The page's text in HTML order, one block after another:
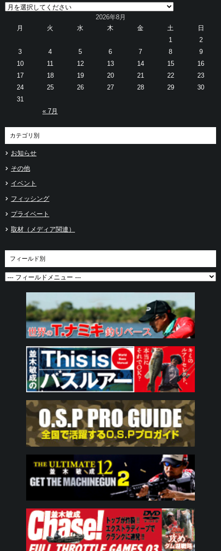
2026年8月
月
火 水 木 金 土 日
« 7月
1
2
3
4 5 6 7 8
9
10
11 12 13 14 15
16
17
18 19 20 21 22
23
24
25 26 27 28 29
30
31
カテゴリ別
お知らせ
その他
イベント
フィッシング
プライベート
取材（メディア関連）
フィールド別